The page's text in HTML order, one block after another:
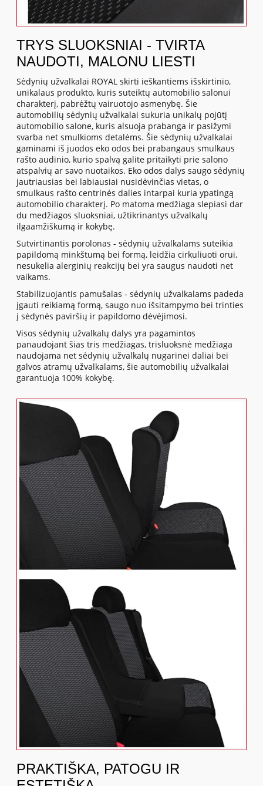
TRYS SLUOKSNIAI - TVIRTA
NAUDOTI, MALONU LIESTI
Sėdynių užvalkalai ROYAL skirti ieškantiems išskirtinio,
unikalaus produkto, kuris suteiktų automobilio salonui
charakterį, pabrėžtų vairuotojo asmenybę. Šie
automobilių sėdynių užvalkalai sukuria unikalų pojūtį
automobilio salone, kuris alsuoja prabanga ir pasižymi
svarba net smulkioms detalėms. Šie sėdynių užvalkalai
gaminami iš juodos eko odos bei prabangaus smulkaus
rašto audinio, kurio spalvą galite pritaikyti prie salono
atspalvių ar savo nuotaikos. Eko odos dalys saugo sėdynių
jautriausias bei labiausiai nusidėvinčias vietas, o
smulkaus rašto centrinės dalies intarpai kuria ypatingą
automobilio charakterį. Po matoma medžiaga slepiasi dar
du medžiagos sluoksniai, užtikrinantys užvalkalų
ilgaamžiškumą ir kokybę.
Sutvirtinantis porolonas - sėdynių užvalkalams suteikia
papildomą minkštumą bei formą, leidžia cirkuliuoti orui,
nesukelia alerginių reakcijų bei yra saugus naudoti net
vaikams.
Stabilizuojantis pamušalas - sėdynių užvalkalams padeda
įgauti reikiamą formą, saugo nuo išsitampymo bei trinties
į sėdynės paviršių ir papildomo dėvėjimosi.
Visos sėdynių užvalkalų dalys yra pagamintos
panaudojant šias tris medžiagas, trisluoksnė medžiaga
naudojama net sėdynių užvalkalų nugarinei daliai bei
galvos atramų užvalkalams, šie automobilių užvalkalai
garantuoja 100% kokybę.
PRAKTIŠKA, PATOGU IR